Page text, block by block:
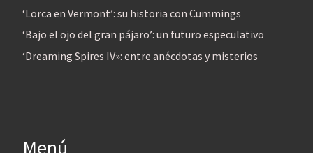
‘Lorca en Vermont’: su historia con Cummings
‘Bajo el ojo del gran pájaro’: un futuro especulativo
‘Dreaming Spires IV»: entre anécdotas y misterios
Menú